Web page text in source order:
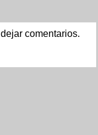
comentarios.